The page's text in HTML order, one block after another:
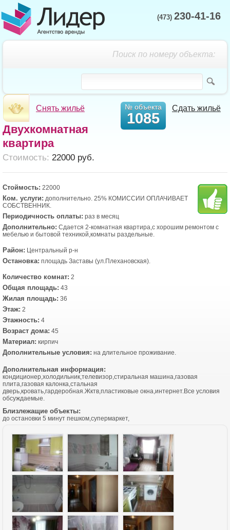
(473) 230-41-16
Поиск по номеру объекта:
Снять жильё Сдать жильё
№ объекта
1085
Двухкомнатная
квартира
Cтоимость: 22000 руб.
Стоймость: 22000
Ком. услуги: дополнительно. 25% КОМИССИИ ОПЛАЧИВАЕТ
СОБСТВЕННИК.
Периодичность оплаты: раз в месяц
Дополнительно: Сдается 2-комнатная квартира,с хорошим ремонтом с
мебелью и бытовой техникой,комнаты раздельные.
Район: Центральный р-н
Остановка: площадь Заставы (ул.Плехановская).
Количество комнат: 2
Общая площадь: 43
Жилая площадь: 36
Этаж: 2
Этажность: 4
Возраст дома: 45
Материал: кирпич
Дополнительные условия: на длительное проживание.
Дополнительная информация:
кондиционер,холодильник,телевизор,стиральная машина,газовая
плита,газовая калонка,стальная
дверь,кровать,гардеробная.Жктв,пластиковые окна,интернет.Все условия
обсуждаемые.
Близлежащие объекты:
до остановки 5 минут пешком,супермаркет,